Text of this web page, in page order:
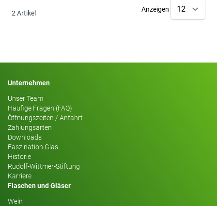
2 Artikel Anzeigen
Unternehmen
Unser Team
Häufige Fragen (FAQ)
Öffnungszeiten / Anfahrt
Zahlungsarten
Downloads
Faszination Glas
Historie
Rudolf-Wittmer-Stiftung
Karriere
Flaschen und Gläser
Wein